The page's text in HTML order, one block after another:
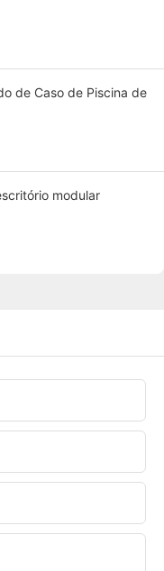
de Caso de Piscina de
modular